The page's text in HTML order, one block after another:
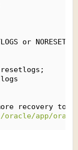
or
resetlogs;
recovery to
oracle/app/